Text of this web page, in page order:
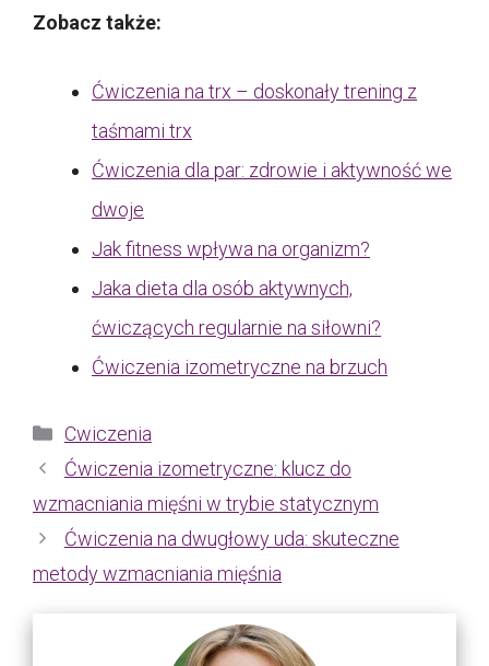
Zobacz także:
Ćwiczenia na trx – doskonały trening z
taśmami trx
Ćwiczenia dla par: zdrowie i aktywność we
dwoje
Jak fitness wpływa na organizm?
Jaka dieta dla osób aktywnych,
ćwiczących regularnie na siłowni?
Ćwiczenia izometryczne na brzuch
Kategorie
Cwiczenia
Ćwiczenia izometryczne: klucz do
wzmacniania mięśni w trybie statycznym
Ćwiczenia na dwugłowy uda: skuteczne
metody wzmacniania mięśnia